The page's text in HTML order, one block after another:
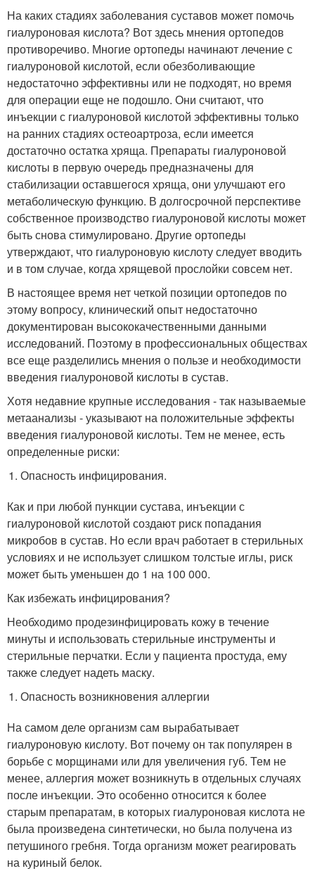
На каких стадиях заболевания суставов может помочь
гиалуроновая кислота? Вот здесь мнения ортопедов
противоречиво. Многие ортопеды начинают лечение с
гиалуроновой кислотой, если обезболивающие
недостаточно эффективны или не подходят, но время
для операции еще не подошло. Они считают, что
инъекции с гиалуроновой кислотой эффективны только
на ранних стадиях остеоартроза, если имеется
достаточно остатка хряща. Препараты гиалуроновой
кислоты в первую очередь предназначены для
стабилизации оставшегося хряща, они улучшают его
метаболическую функцию. В долгосрочной перспективе
собственное производство гиалуроновой кислоты может
быть снова стимулировано. Другие ортопеды
утверждают, что гиалуроновую кислоту следует вводить
и в том случае, когда хрящевой прослойки совсем нет.
В настоящее время нет четкой позиции ортопедов по
этому вопросу, клинический опыт недостаточно
документирован высококачественными данными
исследований. Поэтому в профессиональных обществах
все еще разделились мнения о пользе и необходимости
введения гиалуроновой кислоты в сустав.
Хотя недавние крупные исследования - так называемые
метаанализы - указывают на положительные эффекты
введения гиалуроновой кислоты. Тем не менее, есть
определенные риски:
Опасность инфицирования.
Как и при любой пункции сустава, инъекции с
гиалуроновой кислотой создают риск попадания
микробов в сустав. Но если врач работает в стерильных
условиях и не использует слишком толстые иглы, риск
может быть уменьшен до 1 на 100 000.
Как избежать инфицирования?
Необходимо продезинфицировать кожу в течение
минуты и использовать стерильные инструменты и
стерильные перчатки. Если у пациента простуда, ему
также следует надеть маску.
Опасность возникновения аллергии
На самом деле организм сам вырабатывает
гиалуроновую кислоту. Вот почему он так популярен в
борьбе с морщинами или для увеличения губ. Тем не
менее, аллергия может возникнуть в отдельных случаях
после инъекции. Это особенно относится к более
старым препаратам, в которых гиалуроновая кислота не
была произведена синтетически, но была получена из
петушиного гребня. Тогда организм может реагировать
на куриный белок.